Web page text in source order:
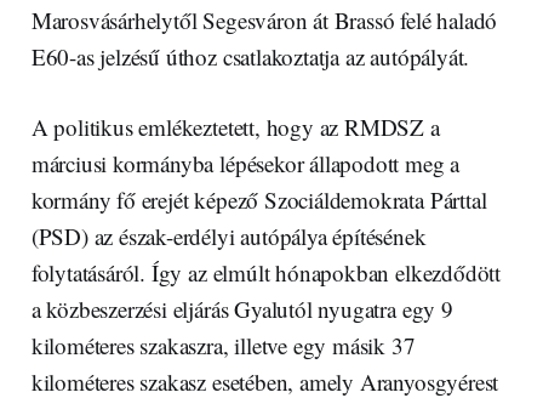
Marosvásárhelytől Segesváron át Brassó felé haladó
E60-as jelzésű úthoz csatlakoztatja az autópályát.
A politikus emlékeztetett, hogy az RMDSZ a
márciusi kormányba lépésekor állapodott meg a
kormány fő erejét képező Szociáldemokrata Párttal
(PSD) az észak-erdélyi autópálya építésének
folytatásáról. Így az elmúlt hónapokban elkezdődött
a közbeszerzési eljárás Gyalutól nyugatra egy 9
kilométeres szakaszra, illetve egy másik 37
kilométeres szakasz esetében, amely Aranyosgyérest